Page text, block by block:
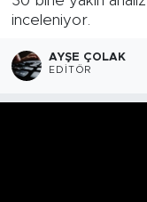
inceleniyor.
AYŞE ÇOLAK
EDITÖR
Tüm
Son Dakika